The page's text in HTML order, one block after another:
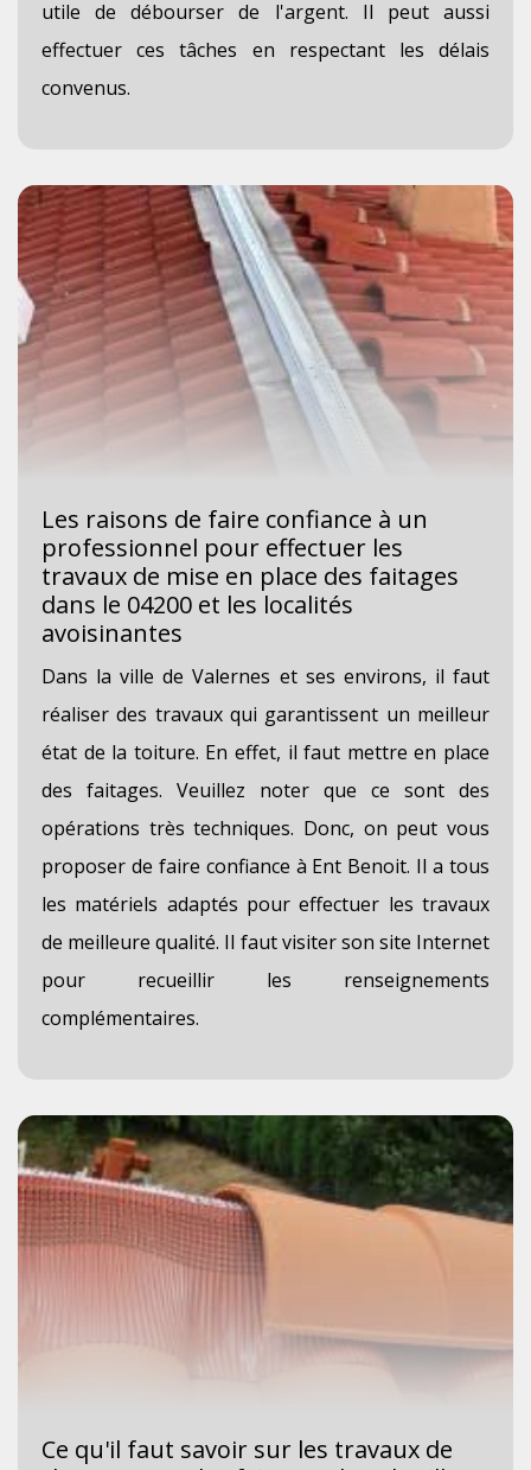
utile de débourser de l'argent. Il peut aussi
effectuer ces tâches en respectant les délais
convenus.
Les raisons de faire confiance à un
professionnel pour effectuer les
travaux de mise en place des faitages
dans le 04200 et les localités
avoisinantes
Dans la ville de Valernes et ses environs, il faut
réaliser des travaux qui garantissent un meilleur
état de la toiture. En effet, il faut mettre en place
des faitages. Veuillez noter que ce sont des
opérations très techniques. Donc, on peut vous
proposer de faire confiance à Ent Benoit. Il a tous
les matériels adaptés pour effectuer les travaux
de meilleure qualité. Il faut visiter son site Internet
pour recueillir les renseignements
complémentaires.
Ce qu'il faut savoir sur les travaux de